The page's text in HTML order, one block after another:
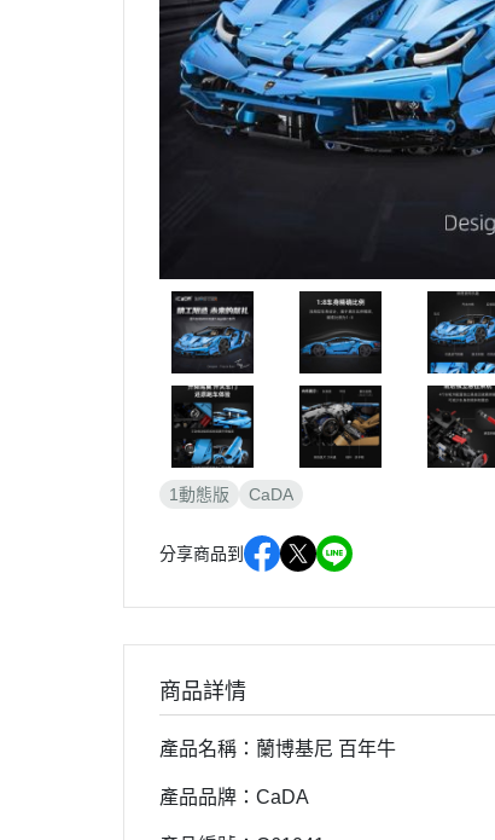
1動態版 CaDA
分享商品到
商品詳情
產品名稱：蘭博基尼 百年牛
產品品牌：CaDA